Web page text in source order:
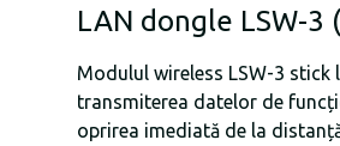
LAN dongle LSW-
Modulul wireless LSW-3 stick
transmiterea datelor de
oprirea imediată de la